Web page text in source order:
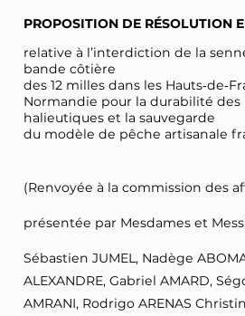
PROPOSITION DE RÉSOLUTION
relative à l’interdiction de la
bande côtière
des 12 milles dans les
Normandie pour la durabilité des
halieutiques et la sauvegarde
du modèle de pêche artisanale
(Renvoyée à la commission des
présentée par Mesdames et
Sébastien JUMEL, Nadège
ALEXANDRE, Gabriel AMARD,
AMRANI, Rodrigo ARENAS